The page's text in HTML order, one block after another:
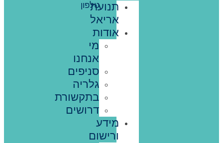
תנועת
אריאל
אודות
מי
אנחנו
סניפים
גלריה
בתקשורת
דרושים
מידע
ורישום